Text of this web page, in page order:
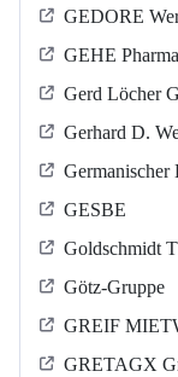
GEDORE
GEHE
Gerd Löcher
Gerhard D.
Germanischer
GESBE
Goldschmidt
Götz-Gruppe
GREIF
GRETAGX